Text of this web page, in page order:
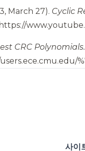
March 27). Cyclic
https://
CRC Polynomials.
사이